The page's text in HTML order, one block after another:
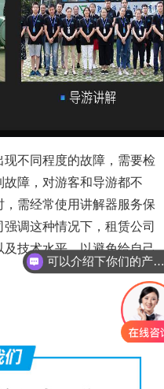
不同程度的故障，需要检
障，对游客和导游都不
需经常使用讲解器服务保
调这种情况下，租赁公司
技术水平，以避免给自己
可以介绍下你们的产品么